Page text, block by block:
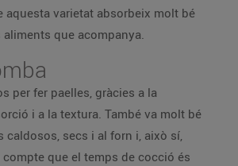
aquesta varietat absorbeix molt bé
que acompanya.
per fer paelles, gràcies a la
i a la textura. També va molt bé
caldosos, secs i al forn i, això sí,
que el temps de cocció és